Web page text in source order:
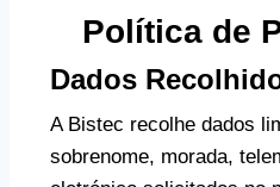
Política de
Dados
A Bistec recolhe dados
sobrenome, morada,